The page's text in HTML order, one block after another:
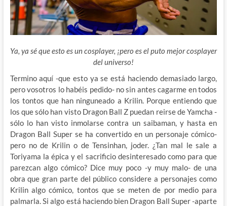
Ya, ya sé que esto es un cosplayer, ¡pero es el puto mejor cosplayer
del universo!
Termino aquí -que esto ya se está haciendo demasiado largo,
pero vosotros lo habéis pedido- no sin antes cagarme en todos
los tontos que han ninguneado a Krilin. Porque entiendo que
los que sólo han visto Dragon Ball Z puedan reirse de Yamcha -
sólo lo han visto inmolarse contra un saibaman, y hasta en
Dragon Ball Super se ha convertido en un personaje cómico-
pero no de Krilin o de Tensinhan, joder. ¿Tan mal le sale a
Toriyama la épica y el sacrificio desinteresado como para que
parezcan algo cómico? Dice muy poco -y muy malo- de una
obra que gran parte del público considere a personajes como
Krilin algo cómico, tontos que se meten de por medio para
palmarla. Si algo está haciendo bien Dragon Ball Super -aparte